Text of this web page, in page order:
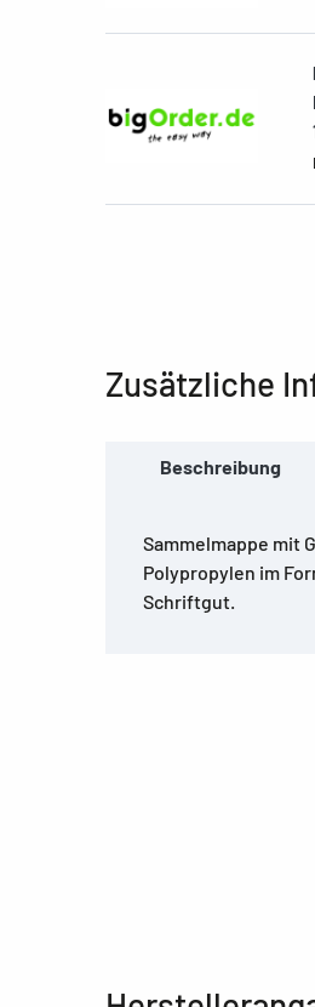
Zusätzliche
Beschreibung
Sammelmappe mit
Polypropylen im
Schriftgut.